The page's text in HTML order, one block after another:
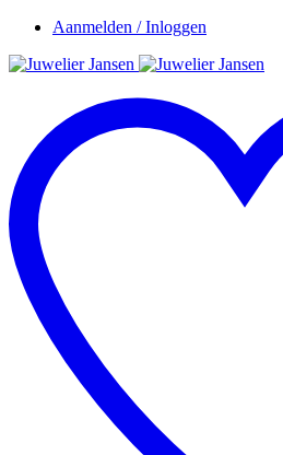
Aanmelden / Inloggen